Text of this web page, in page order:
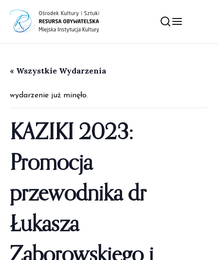
« Wszystkie Wydarzenia
wydarzenie już minęło.
KAZIKI 2023:
Promocja
przewodnika dr
Łukasza